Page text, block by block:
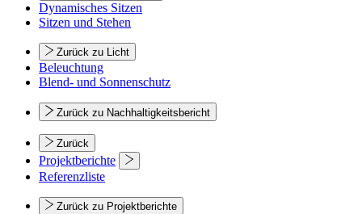
Dynamisches Sitzen
Sitzen und Stehen
Zurück zu Licht
Beleuchtung
Blend- und Sonnenschutz
Zurück zu Nachhaltigkeitsbericht
Zurück
Projektberichte
Referenzliste
Zurück zu Projektberichte